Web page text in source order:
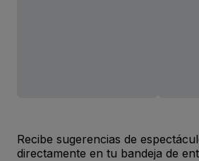
Recibe sugerencias de
directamente en tu bandeja de